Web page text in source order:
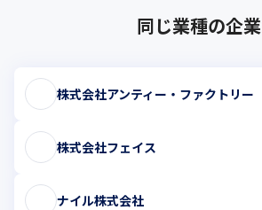
同じ業種の企業
株式会社アンティー・ファクトリー
株式会社フェイス
ナイル株式会社